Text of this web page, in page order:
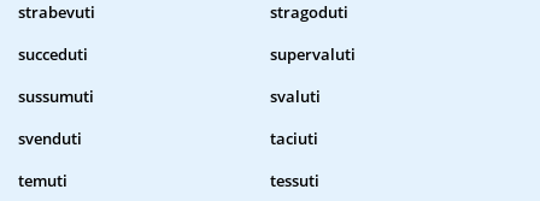
strabevuti
stragoduti
succeduti
supervaluti
sussumuti
svaluti
svenduti
taciuti
temuti
tessuti